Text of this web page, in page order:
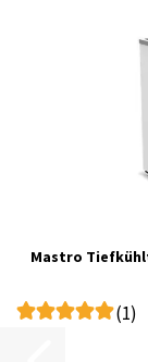
Mastro
(1)